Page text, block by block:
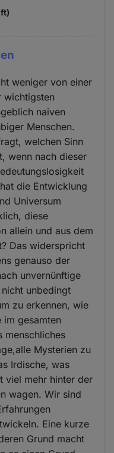
weniger von einer
wichtigsten
naiven
Menschen.
welchen Sinn
wenn nach dieser
die Entwicklung
Universum
diese
allein und aus dem
Das widerspricht
genauso der
unvernünftige
unbedingt
zu erkennen, wie
im gesamten
menschliches
Mysterien zu
Irdische, was
viel mehr hinter der
wagen. Wir sind
Eine kurze
Grund macht